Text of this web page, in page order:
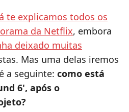
te explicamos todos os
da Netflix, embora
deixado muitas
Mas uma delas iremos
a seguinte: como está
6', após o